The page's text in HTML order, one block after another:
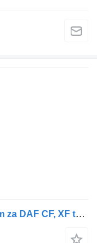
DAF 1615080 prekidač pod volanom za DAF CF, XF tegljača